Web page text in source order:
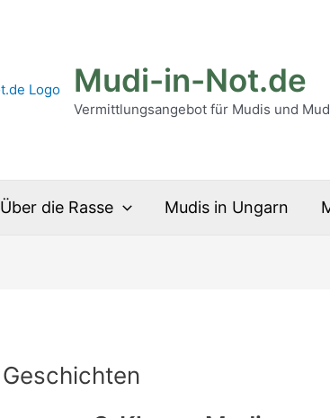
Mudi-in-Not.de
Vermittlungsangebot für Mudis und
Über die Rasse Mudis in Ungarn
Geschichten